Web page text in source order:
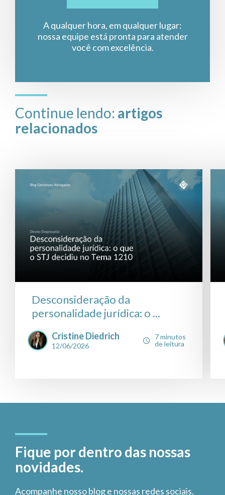
A qualquer hora, em qualquer lugar:
nossa equipe está pronta para atender
você com excelência.
Continue lendo: artigos
relacionados
Desconsideração da
personalidade jurídica: o ...
Cristine Diedrich
12/06/2026
7 minutos
de leitura
Fique por dentro das nossas
novidades.
Acompanhe nosso blog e nossas redes sociais.